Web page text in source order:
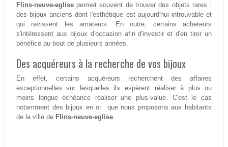
Flins-neuve-eglisepermet souvent de trouver des objets rares :
des bijoux anciens dont l'esthétique est aujourd'hui introuvable et
qui ravissent les amateurs. En outre, certains acheteurs
s'intéressent aux bijoux d'occasion afin d'investir et d'en tirer un
bénéfice au bout de plusieurs années.
Des acquéreurs à la recherche de vos bijoux
En effet, certains acquéreurs recherchent des affaires
exceptionnelles sur lesquelles ils espèrent réaliser à plus ou
moins longue échéance réaliser une plus-value. C'est le cas
notamment des bijoux en or que nous proposons aux habitants
de la ville de Flins-neuve-eglise.